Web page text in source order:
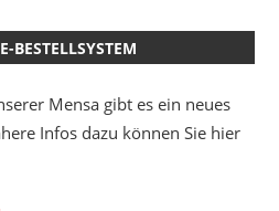
BESTELLSYSTEM
Mensa gibt es ein neues
Infos dazu können Sie hier